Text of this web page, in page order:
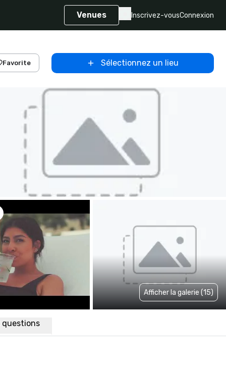
Venues Inscrivez-vousConnexion
Favorite Sélectionnez un lieu
Afficher la galerie (15)
questions